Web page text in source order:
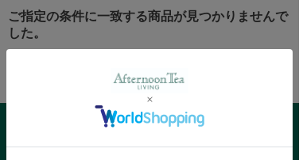
ご指定の条件に一致する商品が見つかりませんで
した。
商品検索